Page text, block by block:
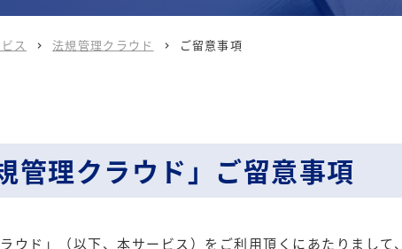
ス  法規管理クラウド  ご留意事項
管理クラウド」ご留意事項
ラウド」（以下、本サービス）をご利用頂くにあたりまして